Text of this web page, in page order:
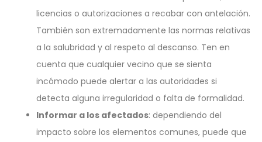
licencias o autorizaciones a recabar con antelación.
También son extremadamente las normas relativas
a la salubridad y al respeto al descanso. Ten en
cuenta que cualquier vecino que se sienta
incómodo puede alertar a las autoridades si
detecta alguna irregularidad o falta de formalidad.
Informar a los afectados: dependiendo del
impacto sobre los elementos comunes, puede que